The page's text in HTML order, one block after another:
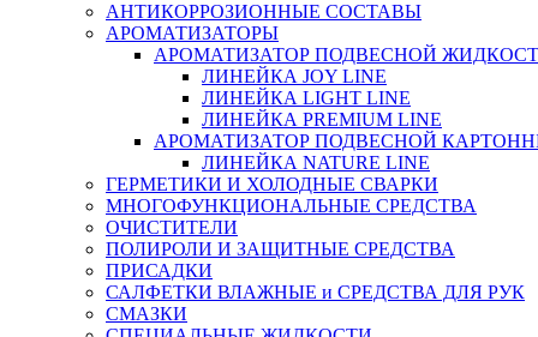
АНТИКОРРОЗИОННЫЕ СОСТАВЫ
АРОМАТИЗАТОРЫ
АРОМАТИЗАТОР ПОДВЕСНОЙ
ЛИНЕЙКА JOY LINE
ЛИНЕЙКА LIGHT LINE
ЛИНЕЙКА PREMIUM LINE
АРОМАТИЗАТОР ПОДВЕСНОЙ
ЛИНЕЙКА NATURE LINE
ГЕРМЕТИКИ И ХОЛОДНЫЕ СВАРКИ
МНОГОФУНКЦИОНАЛЬНЫЕ СРЕДСТВА
ОЧИСТИТЕЛИ
ПОЛИРОЛИ И ЗАЩИТНЫЕ СРЕДСТВА
ПРИСАДКИ
САЛФЕТКИ ВЛАЖНЫЕ и СРЕДСТВА ДЛЯ РУК
СМАЗКИ